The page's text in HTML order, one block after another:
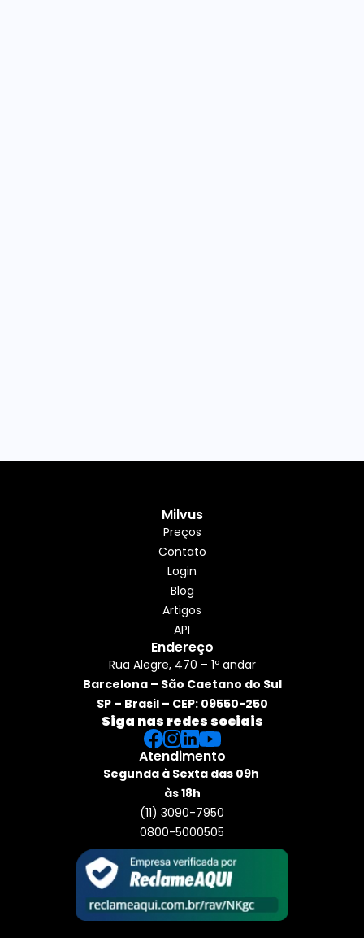
Milvus
Preços
Contato
Login
Blog
Artigos
API
Endereço
Rua Alegre, 470 – 1º andar
Barcelona – São Caetano do Sul
SP – Brasil – CEP: 09550-250
Siga nas redes sociais
Atendimento
Segunda à Sexta das 09h
às 18h
(11) 3090-7950
0800-5000505